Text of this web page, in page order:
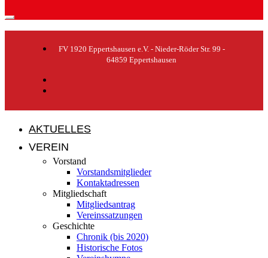
FV 1920 Eppertshausen e.V. - Nieder-Röder Str. 99 -
64859 Eppertshausen
AKTUELLES
VEREIN
Vorstand
Vorstandsmitglieder
Kontaktadressen
Mitgliedschaft
Mitgliedsantrag
Vereinssatzungen
Geschichte
Chronik (bis 2020)
Historische Fotos